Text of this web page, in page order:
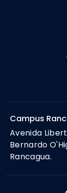
Campus
Avenida
Bernardo
Rancagua.